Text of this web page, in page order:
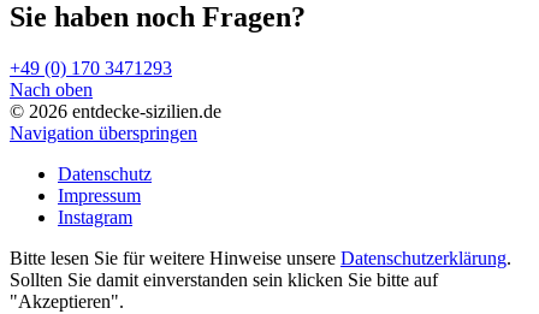
Sie haben noch Fragen?
+49 (0) 170 3471293
Nach oben
© 2026 entdecke-sizilien.de
Navigation überspringen
Datenschutz
Impressum
Instagram
Bitte lesen Sie für weitere Hinweise unsere Datenschutzerklärung.
Sollten Sie damit einverstanden sein klicken Sie bitte auf
"Akzeptieren".